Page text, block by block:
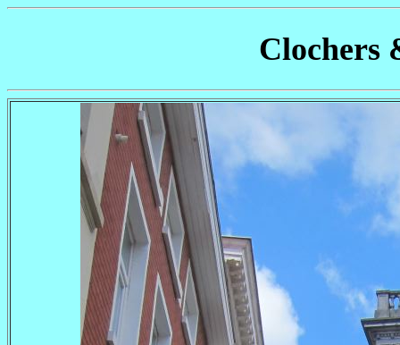
Clochers